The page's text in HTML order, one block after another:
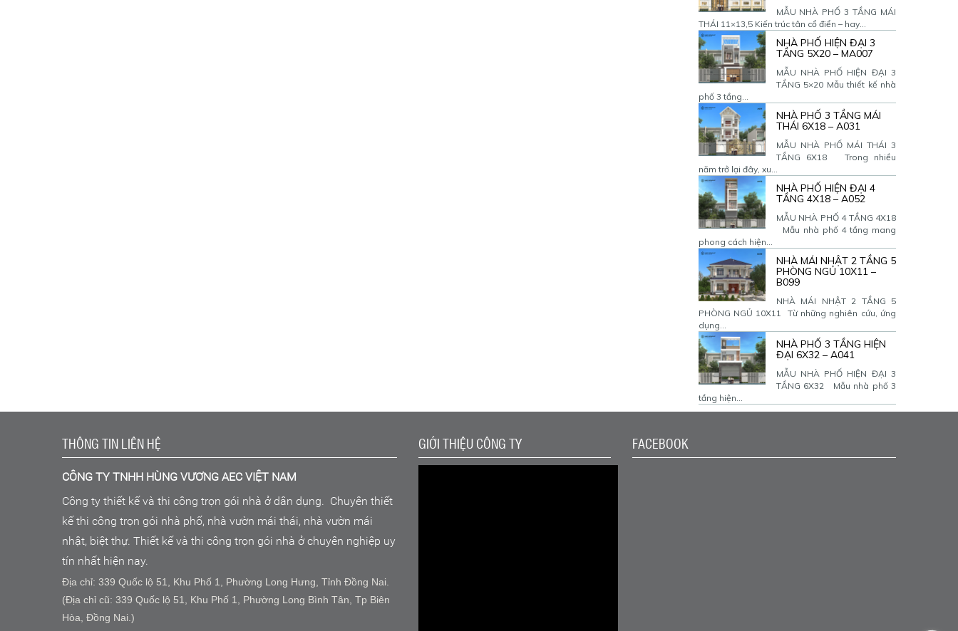
MẪU NHÀ PHỐ 3 TẦNG MÁI
THÁI 11×13,5 Kiến trúc tân cổ điển – hay...
NHÀ PHỐ HIỆN ĐẠI 3
TẦNG 5X20 – MA007
MẪU NHÀ PHỐ HIỆN ĐẠI 3
TẦNG 5×20 Mẫu thiết kế nhà
phố 3 tầng...
NHÀ PHỐ 3 TẦNG MÁI
THÁI 6X18 – A031
MẪU NHÀ PHỐ MÁI THÁI 3
TẦNG 6X18 Trong nhiều
năm trở lại đây, xu...
NHÀ PHỐ HIỆN ĐẠI 4
TẦNG 4X18 – A052
MẪU NHÀ PHỐ 4 TẦNG 4X18
Mẫu nhà phố 4 tầng mang
phong cách hiện...
NHÀ MÁI NHẬT 2 TẦNG 5
PHÒNG NGỦ 10X11 –
B099
NHÀ MÁI NHẬT 2 TẦNG 5
PHÒNG NGỦ 10X11 Từ những nghiên cứu, ứng
dụng...
NHÀ PHỐ 3 TẦNG HIỆN
ĐẠI 6X32 – A041
MẪU NHÀ PHỐ HIỆN ĐẠI 3
TẦNG 6X32 Mẫu nhà phố 3
tầng hiện...
THÔNG TIN LIÊN HỆ
CÔNG TY TNHH HÙNG VƯƠNG AEC VIỆT NAM
Công ty thiết kế và thi công trọn gói nhà ở dân dụng. Chuyên thiết
kế thi công trọn gói nhà phố, nhà vườn mái thái, nhà vườn mái
nhật, biệt thự. Thiết kế và thi công trọn gói nhà ở chuyên nghiệp uy
tín nhất hiện nay.
Địa chỉ: 339 Quốc lộ 51, Khu Phố 1, Phường Long Hưng, Tỉnh Đồng Nai.
(Địa chỉ cũ: 339 Quốc lộ 51, Khu Phố 1, Phường Long Bình Tân, Tp Biên
Hòa, Đồng Nai.)
GIỚI THIỆU CÔNG TY FACEBOOK